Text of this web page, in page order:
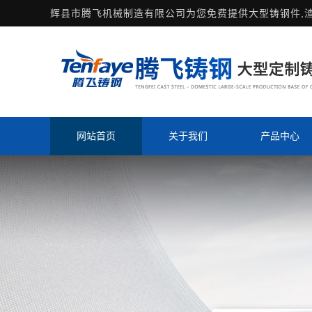
辉县市腾飞机械制造有限公司为您免费提供大型铸钢件 ,
网站首页 关于我们 产品中心